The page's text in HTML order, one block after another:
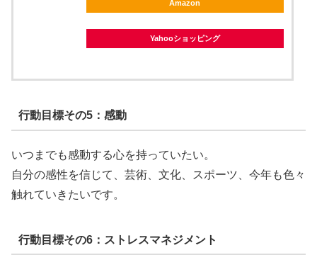
Amazon
Yahooショッピング
行動目標その5：感動
いつまでも感動する心を持っていたい。
自分の感性を信じて、芸術、文化、スポーツ、今年も色々
触れていきたいです。
行動目標その6：ストレスマネジメント